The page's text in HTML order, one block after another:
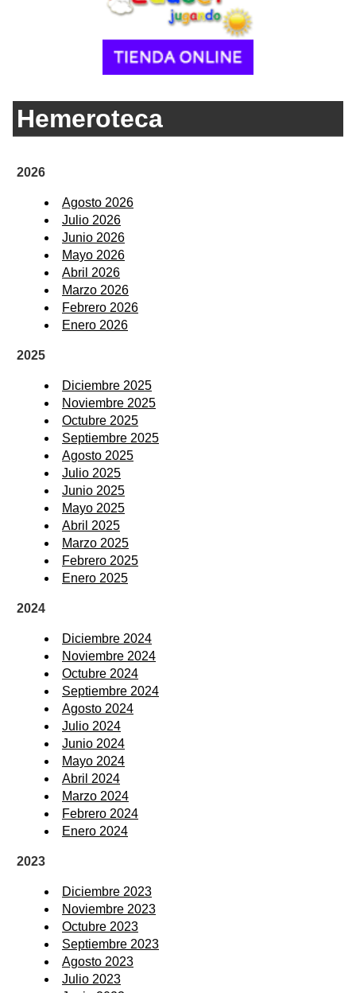
Hemeroteca
2026
Agosto 2026
Julio 2026
Junio 2026
Mayo 2026
Abril 2026
Marzo 2026
Febrero 2026
Enero 2026
2025
Diciembre 2025
Noviembre 2025
Octubre 2025
Septiembre 2025
Agosto 2025
Julio 2025
Junio 2025
Mayo 2025
Abril 2025
Marzo 2025
Febrero 2025
Enero 2025
2024
Diciembre 2024
Noviembre 2024
Octubre 2024
Septiembre 2024
Agosto 2024
Julio 2024
Junio 2024
Mayo 2024
Abril 2024
Marzo 2024
Febrero 2024
Enero 2024
2023
Diciembre 2023
Noviembre 2023
Octubre 2023
Septiembre 2023
Agosto 2023
Julio 2023